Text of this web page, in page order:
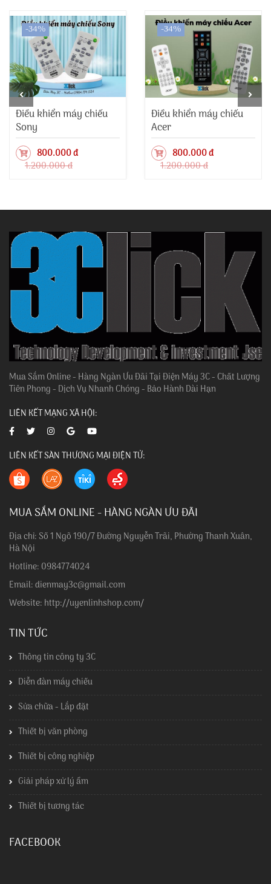
-34%
Điều khiển máy chiếu
Sony
800.000 đ
1.200.000 đ
-34%
Điều khiển máy chiếu
Acer
800.000 đ
1.200.000 đ
Mua Sắm Online - Hàng Ngàn Ưu Đãi Tại Điện Máy 3C - Chất Lượng
Tiên Phong - Dịch Vụ Nhanh Chóng - Bảo Hành Dài Hạn
LIÊN KẾT MẠNG XÃ HỘI:
LIÊN KẾT SÀN THƯƠNG MẠI ĐIỆN TỬ:
MUA SẮM ONLINE - HÀNG NGÀN ƯU ĐÃI
Địa chỉ: Số 1 Ngõ 190/7 Đường Nguyễn Trãi, Phường Thanh Xuân,
Hà Nội
Hotline: 0984774024
Email: dienmay3c@gmail.com
Website: http://uyenlinhshop.com/
TIN TỨC
Thông tin công ty 3C
Diễn đàn máy chiếu
Sửa chữa - Lắp đặt
Thiết bị văn phòng
Thiết bị công nghiệp
Giải pháp xử lý ẩm
Thiết bị tương tác
FACEBOOK